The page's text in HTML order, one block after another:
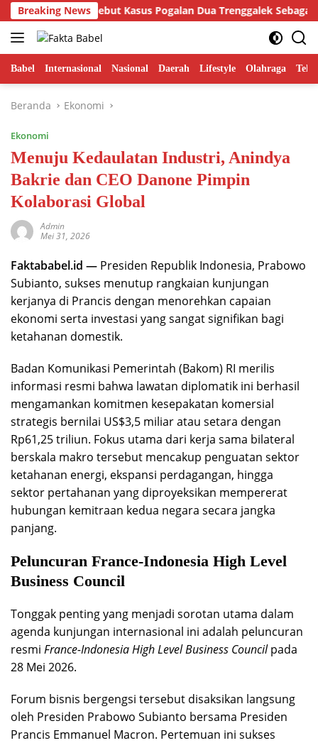
Langsung
ke
konten
Breaking News
Hamdi Putra Sebut Kasus Pogalan Dua Trenggalek Sebagai
Babel Internasional Nasional Daerah Lifestyle Olahraga
Beranda Ekonomi
Ekonomi
Menuju Kedaulatan Industri, Anindya
Bakrie dan CEO Danone Pimpin
Kolaborasi Global
Admin
Mei 31, 2026
Faktababel.id — Presiden Republik Indonesia, Prabowo
Subianto, sukses menutup rangkaian kunjungan
kerjanya di Prancis dengan menorehkan capaian
ekonomi serta investasi yang sangat signifikan bagi
ketahanan domestik.
Badan Komunikasi Pemerintah (Bakom) RI merilis
informasi resmi bahwa lawatan diplomatik ini berhasil
mengamankan komitmen kesepakatan komersial
strategis bernilai US$3,5 miliar atau setara dengan
Rp61,25 triliun. Fokus utama dari kerja sama bilateral
berskala makro tersebut mencakup penguatan sektor
ketahanan energi, ekspansi perdagangan, hingga
sektor pertahanan yang diproyeksikan mempererat
hubungan kemitraan kedua negara secara jangka
panjang.
Peluncuran France-Indonesia High Level
Business Council
Tonggak penting yang menjadi sorotan utama dalam
agenda kunjungan internasional ini adalah peluncuran
resmi France-Indonesia High Level Business Councilpada
28 Mei 2026.
Forum bisnis bergengsi tersebut disaksikan langsung
oleh Presiden Prabowo Subianto bersama Presiden
Prancis Emmanuel Macron. Pertemuan ini sukses